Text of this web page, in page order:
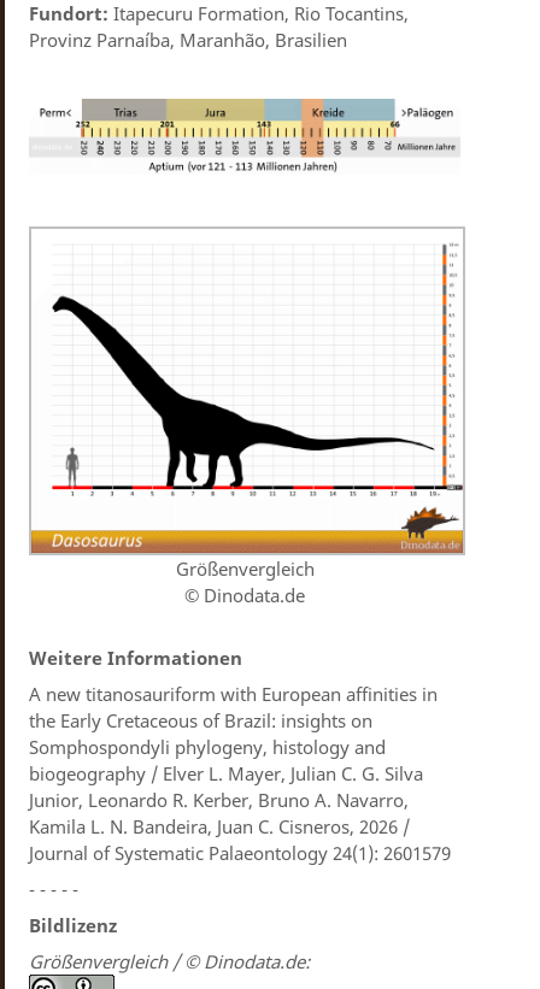
Fundort: Itapecuru Formation, Rio Tocantins,
Provinz Parnaíba, Maranhão, Brasilien
Größenvergleich
© Dinodata.de
Weitere Informationen
A new titanosauriform with European affinities in
the Early Cretaceous of Brazil: insights on
Somphospondyli phylogeny, histology and
biogeography / Elver L. Mayer, Julian C. G. Silva
Junior, Leonardo R. Kerber, Bruno A. Navarro,
Kamila L. N. Bandeira, Juan C. Cisneros, 2026 /
Journal of Systematic Palaeontology 24(1): 2601579
- - - - -
Bildlizenz
Größenvergleich / © Dinodata.de: